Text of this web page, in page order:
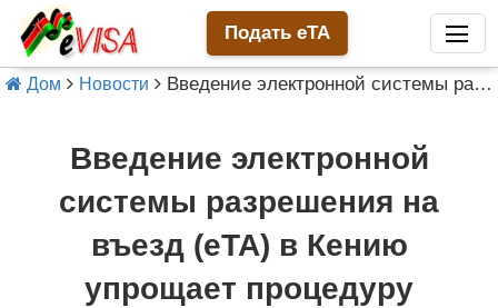
Подать eTA
Дом Новости Введение электронной системы разрешения на въезд (eTA) в Кению упрощает процедуру въезда, начиная с 2024 года.
Введение электронной
системы разрешения на
въезд (eTA) в Кению
упрощает процедуру